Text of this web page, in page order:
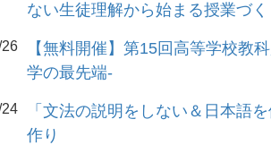
ない生徒理解から始まる授業づ
【無料開催】第15回高等学校教
学の最先端-
「文法の説明をしない＆日本語
作り